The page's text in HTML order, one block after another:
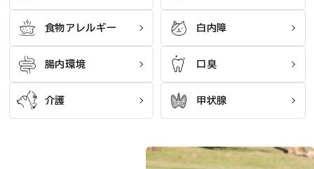
食物アレルギー 白内障
腸内環境 口臭
介護 甲状腺